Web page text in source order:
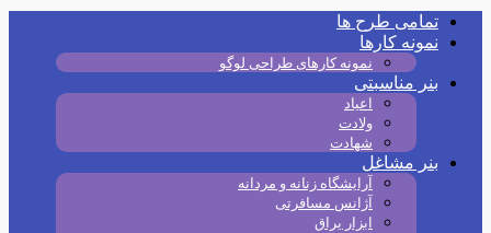
تمامی طرح‌ ها
نمونه کارها
نمونه کارهای طراحی لوگو
بنر مناسبتی
اعیاد
ولادت
شهادت
بنر مشاغل
آرایشگاه زنانه و مردانه
آژانس مسافرتی
ابزار یراق